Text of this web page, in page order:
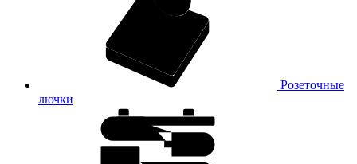
Розеточные
лючки